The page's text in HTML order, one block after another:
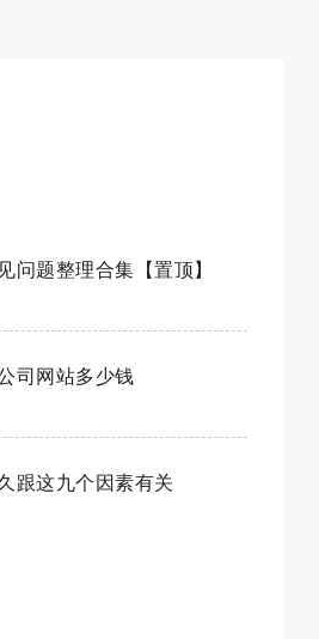
问题整理合集【置顶】
司网站多少钱
跟这九个因素有关